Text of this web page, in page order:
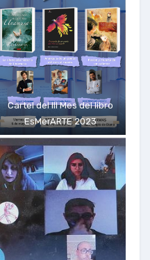
Cartel del III Mes del libro
EsMerARTE 2023